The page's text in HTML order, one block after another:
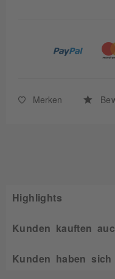
Merken
Highlights
Kunden kauften
Kunden haben sich